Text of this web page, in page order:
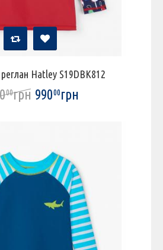
Hatley S19DBK812
00грн 99000грн